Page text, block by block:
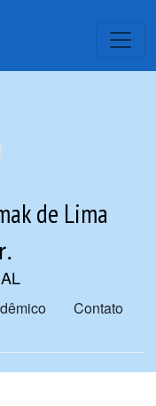
de Lima
.
Contato